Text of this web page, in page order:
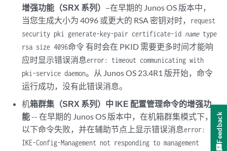
增强功能（SRX 系列） –在早期的 Junos OS 版本中，
当您生成大小为 4096 或更大的 RSA 密钥对时， request
security pki generate-key-pair certificate-id nametype
rsa size 4096命令 有时会在 PKID 需要更多时间才能响
应时显示错误消息error: timeout communicating with
pki-service daemon。从 Junos OS 23.4R1 版开始，命令
运行成功，没有此错误消息。
机箱群集（SRX 系列）中 IKE 配置管理命令的增强功
能-- 在早期的 Junos OS 版本中，在机箱群集模式下，
以下命令失败，并在辅助节点上显示错误消息error:
IKE-Config-Management not responding to management
Feedback